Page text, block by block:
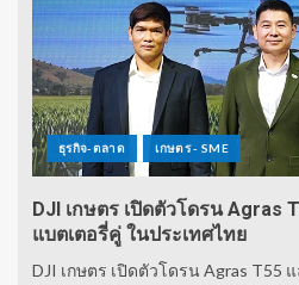
ธุรกิจ-ตลาด เกษตร - SME
DJI เกษตร เปิดตัวโดรน Agras
แบตเตอรี่คู่ ในประเทศไทย
DJI เกษตร เปิดตัวโดรน Agras T55